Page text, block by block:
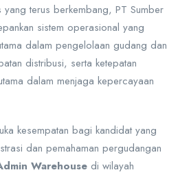
yang terus berkembang, PT Sumber
sistem operasional yang
dalam pengelolaan gudang dan
distribusi, serta ketepatan
dalam menjaga kepercayaan
kesempatan bagi kandidat yang
dan pemahaman pergudangan
Warehouse di wilayah